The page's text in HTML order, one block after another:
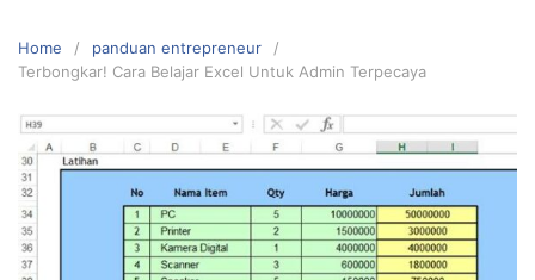
Home
panduan entrepreneur
Terbongkar! Cara Belajar Excel Untuk Admin Terpecaya